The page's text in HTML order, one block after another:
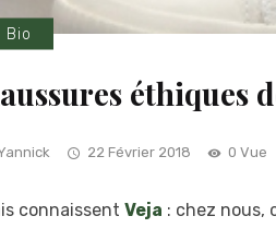
Bio
éthiques
22 Février 2018 0 Vue
connaissent Veja : chez nous,